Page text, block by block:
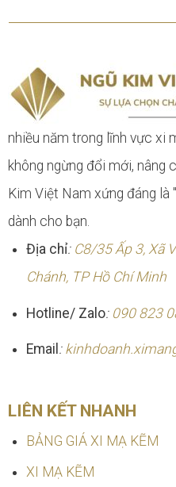
nhiều năm trong lĩnh vực xi
không ngừng đổi mới, nâng
Kim Việt Nam xứng đáng
dành cho bạn.
Địa chỉ: C8/35 Ấp 3, Xã
Chánh, TP Hồ Chí Minh
Hotline/ Zalo: 090 823
Email :
LIÊN KẾT NHANH
BẢNG GIÁ XI MẠ KẼM
XI MẠ KẼM